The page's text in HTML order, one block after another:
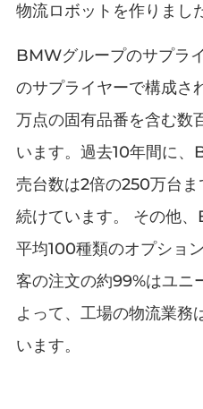
物流ロボットを作りまし
BMWグループのサプラ
のサプライヤーで構成さ
万点の固有品番を含む数
います。過去10年間に
売台数は2倍の250万台
続けています。 その他
平均100種類のオプショ
客の注文の約99%はユニ
よって、工場の物流業務
います。